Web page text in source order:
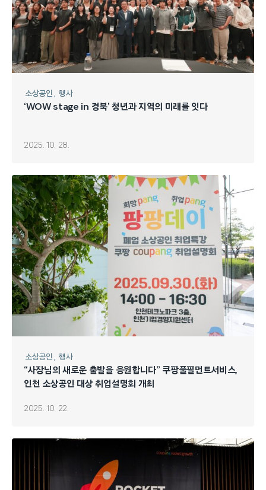
소상공인 행사
‘WOW stage in 경북’ 청년과 지역의 미래를 잇다
2025. 10. 28.
소상공인 행사
“사장님의 새로운 출발을 응원합니다” 쿠팡풀필먼트서비스,
인천 소상공인 대상 취업설명회 개최
2025. 10. 22.